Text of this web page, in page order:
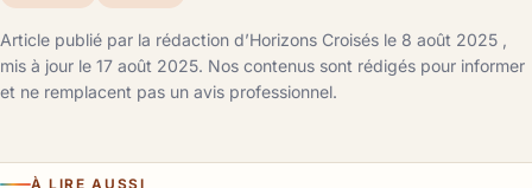
Article publié par la rédaction d’Horizons Croisés le 8 août 2025 ,
mis à jour le 17 août 2025. Nos contenus sont rédigés pour informer
et ne remplacent pas un avis professionnel.